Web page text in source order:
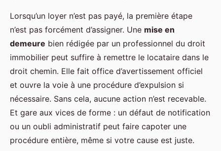
Lorsqu’un loyer n’est pas payé, la première étape
n’est pas forcément d’assigner. Une mise en
demeure bien rédigée par un professionnel du droit
immobilier peut suffire à remettre le locataire dans le
droit chemin. Elle fait office d’avertissement officiel
et ouvre la voie à une procédure d’expulsion si
nécessaire. Sans cela, aucune action n’est recevable.
Et gare aux vices de forme : un défaut de notification
ou un oubli administratif peut faire capoter une
procédure entière, même si votre cause est juste.